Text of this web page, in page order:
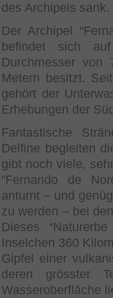
des Archipels sank.
Der Archipel
befindet sich
Durchmesser
Metern besitzt.
gehört der
Erhebungen der
Fantastische
Delfine begleiten
gibt noch viele,
“Fernando de
anturnt – und
zu werden – bei
Dieses
Inselchen 360
Gipfel einer
deren grösster
Wasseroberfläche